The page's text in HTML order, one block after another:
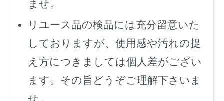
ませ。
リユース品の検品には充分留意いた
しておりますが、使用感や汚れの捉
え方につきましては個人差がござい
ます。その旨どうぞご理解下さいま
せ。